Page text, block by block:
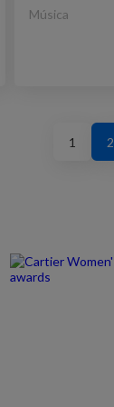
Música
1 2